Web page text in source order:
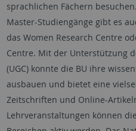
sprachlichen Fächern
Master-Studiengänge gibt es
das Women Research Centre
Centre. Mit der Unterstützung
(UGC) konnte die BU ihre
ausbauen und bietet eine
Zeitschriften und Online-
Lehrveranstaltungen können